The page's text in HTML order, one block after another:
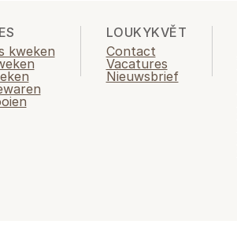
kweken
LOUKYKVĚT
Contact
Vacatures
Nieuwsbrief